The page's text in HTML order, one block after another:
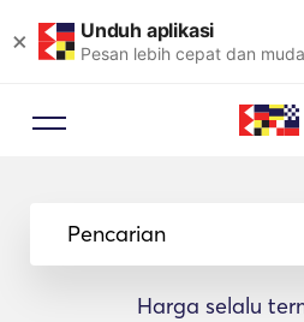
× Unduh aplikasi
Pesan lebih cepat dan
Pencarian
Harga selalu